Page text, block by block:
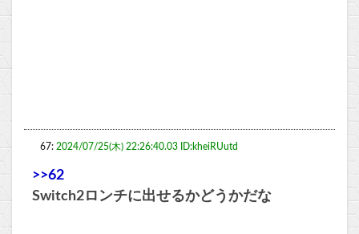
67: 2024/07/25(木) 22:26:40.03 ID:kheiRUutd
>>62
Switch2ロンチに出せるかどうかだな